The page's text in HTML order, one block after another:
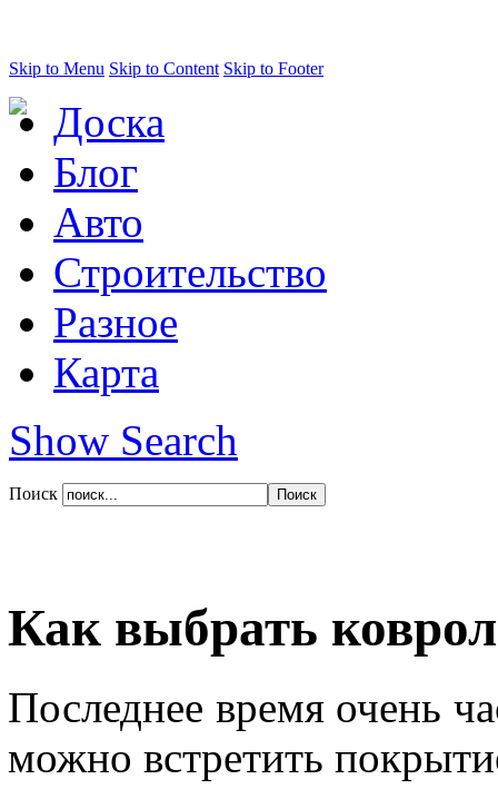
Skip to Menu Skip to Content Skip to Footer
Доска
Блог
Авто
Строительство
Разное
Карта
Show Search
Поиск
Как выбрать
Последнее время очень
можно встретить